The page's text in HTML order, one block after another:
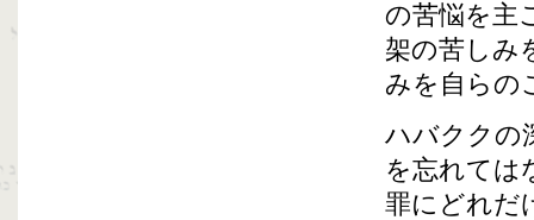
の苦悩を主
架の苦しみ
みを自らの
ハバククの
を忘れては
罪にどれだ